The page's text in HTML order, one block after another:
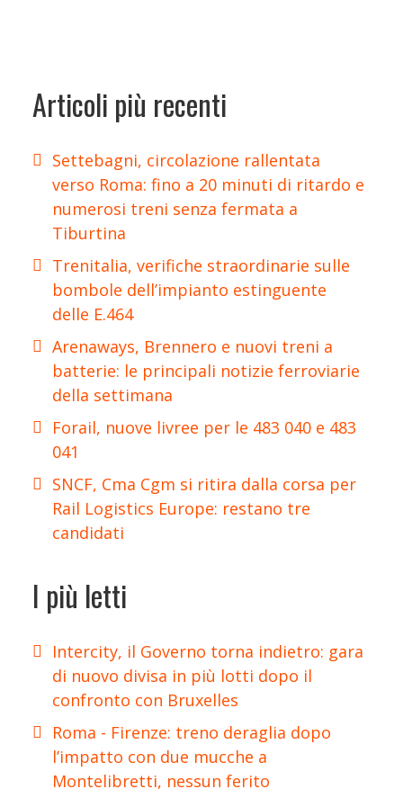
Articoli più recenti
Settebagni, circolazione rallentata
verso Roma: fino a 20 minuti di ritardo e
numerosi treni senza fermata a
Tiburtina
Trenitalia, verifiche straordinarie sulle
bombole dell’impianto estinguente
delle E.464
Arenaways, Brennero e nuovi treni a
batterie: le principali notizie ferroviarie
della settimana
Forail, nuove livree per le 483 040 e 483
041
SNCF, Cma Cgm si ritira dalla corsa per
Rail Logistics Europe: restano tre
candidati
I più letti
Intercity, il Governo torna indietro: gara
di nuovo divisa in più lotti dopo il
confronto con Bruxelles
Roma - Firenze: treno deraglia dopo
l’impatto con due mucche a
Montelibretti, nessun ferito